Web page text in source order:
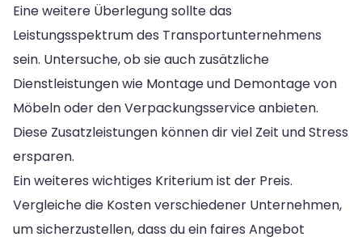
Eine weitere Überlegung sollte das
Leistungsspektrum des Transportunternehmens
sein. Untersuche, ob sie auch zusätzliche
Dienstleistungen wie Montage und Demontage von
Möbeln oder den Verpackungsservice anbieten.
Diese Zusatzleistungen können dir viel Zeit und Stress
ersparen.
Ein weiteres wichtiges Kriterium ist der Preis.
Vergleiche die Kosten verschiedener Unternehmen,
um sicherzustellen, dass du ein faires Angebot